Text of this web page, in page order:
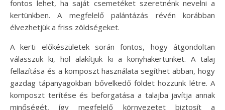
fontos lehet, ha saját csemetéket szeretnénk nevelni a
kertünkben. A megfelelő palántázás révén korábban
élvezhetjük a friss zöldségeket.
A kerti előkészületek során fontos, hogy átgondoltan
válasszuk ki, hol alakítjuk ki a konyhakertünket. A talaj
fellazítása és a komposzt használata segíthet abban, hogy
gazdag tápanyagokban bővelkedő földet hozzunk létre. A
komposzt terítése és beforgatása a talajba javítja annak
minőségét, így megfelelő környezetet biztosít a